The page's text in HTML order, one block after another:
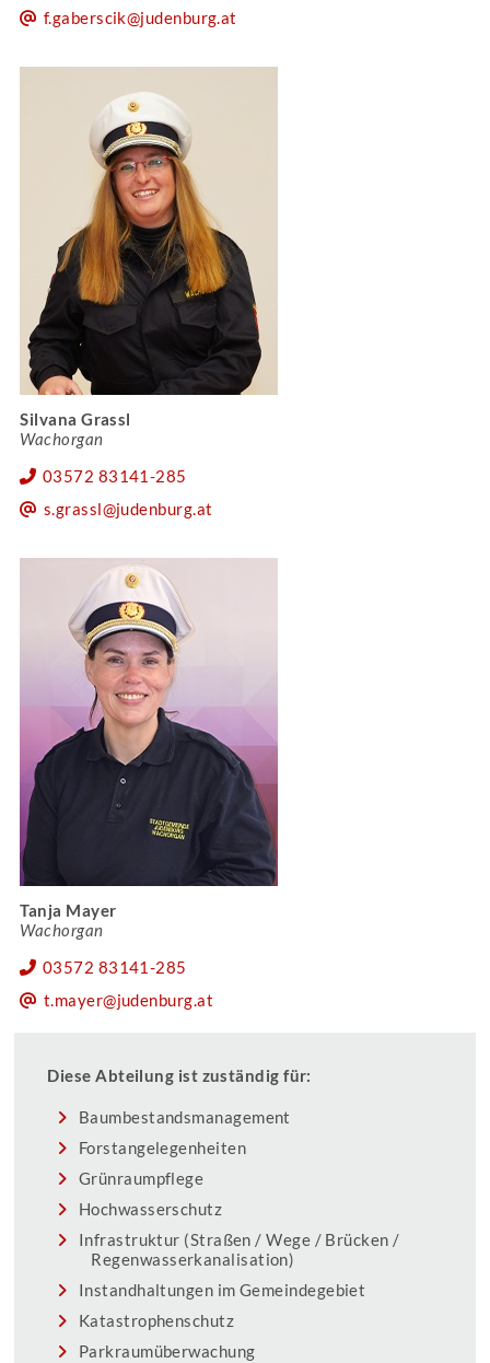
f.gaberscik@judenburg.at
Silvana Grassl
Wachorgan
03572 83141-285
s.grassl@judenburg.at
Tanja Mayer
Wachorgan
03572 83141-285
t.mayer@judenburg.at
Diese Abteilung ist zuständig für:
Baumbestandsmanagement
Forstangelegenheiten
Grünraumpflege
Hochwasserschutz
Infrastruktur (Straßen / Wege / Brücken /
Regenwasserkanalisation)
Instandhaltungen im Gemeindegebiet
Katastrophenschutz
Parkraumüberwachung